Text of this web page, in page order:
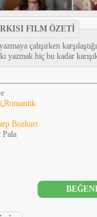
FILM ÖZETİ
çalışırken
yazmak hiç bu kadar
,Romantik
Bozkurt
Pala